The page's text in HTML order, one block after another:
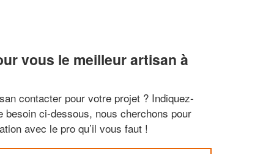
vous le meilleur artisan à
contacter pour votre projet ? Indiquez-
besoin ci-dessous, nous cherchons pour
avec le pro qu’il vous faut !